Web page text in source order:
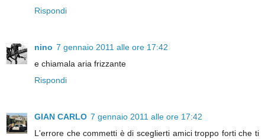
Rispondi
nino 7 gennaio 2011 alle ore 17:42
e chiamala aria frizzante
Rispondi
GIAN CARLO 7 gennaio 2011 alle ore 17:42
L'errore che commetti è di sceglierti amici troppo forti che ti